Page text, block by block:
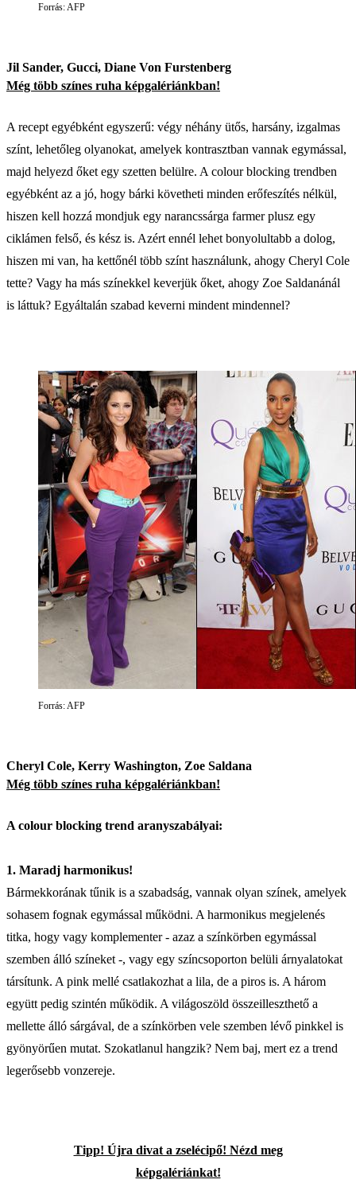
Forrás: AFP
Jil Sander, Gucci, Diane Von Furstenberg
Még több színes ruha képgalériánkban!
A recept egyébként egyszerű: végy néhány ütős, harsány, izgalmas
színt, lehetőleg olyanokat, amelyek kontrasztban vannak egymással,
majd helyezd őket egy szetten belülre. A colour blocking trendben
egyébként az a jó, hogy bárki követheti minden erőfeszítés nélkül,
hiszen kell hozzá mondjuk egy narancssárga farmer plusz egy
ciklámen felső, és kész is. Azért ennél lehet bonyolultabb a dolog,
hiszen mi van, ha kettőnél több színt használunk, ahogy Cheryl Cole
tette? Vagy ha más színekkel keverjük őket, ahogy Zoe Saldanánál
is láttuk? Egyáltalán szabad keverni mindent mindennel?
Forrás: AFP
Cheryl Cole, Kerry Washington, Zoe Saldana
Még több színes ruha képgalériánkban!
A colour blocking trend aranyszabályai:
1. Maradj harmonikus!
Bármekkorának tűnik is a szabadság, vannak olyan színek, amelyek
sohasem fognak egymással működni. A harmonikus megjelenés
titka, hogy vagy komplementer - azaz a színkörben egymással
szemben álló színeket -, vagy egy színcsoporton belüli árnyalatokat
társítunk. A pink mellé csatlakozhat a lila, de a piros is. A három
együtt pedig szintén működik. A világoszöld összeilleszthető a
mellette álló sárgával, de a színkörben vele szemben lévő pinkkel is
gyönyörűen mutat. Szokatlanul hangzik? Nem baj, mert ez a trend
legerősebb vonzereje.
Tipp! Újra divat a zselécipő! Nézd meg
képgalériánkat!